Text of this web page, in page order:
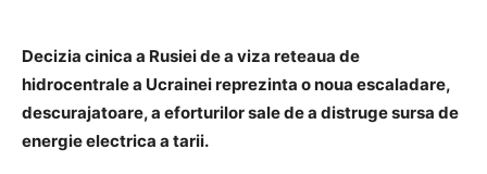
Decizia cinica a Rusiei de a viza reteaua de
hidrocentrale a Ucrainei reprezinta o noua escaladare,
descurajatoare, a eforturilor sale de a distruge sursa de
energie electrica a tarii.